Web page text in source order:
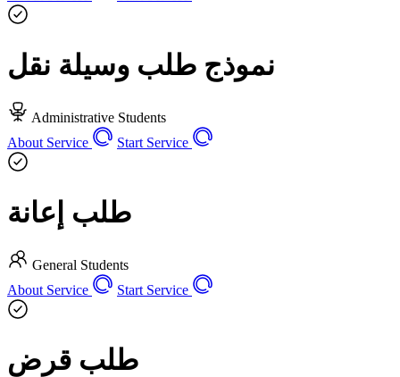
نموذج طلب وسيلة نقل
Administrative Students
About Service
Start Service
طلب إعانة
General Students
About Service
Start Service
طلب قرض